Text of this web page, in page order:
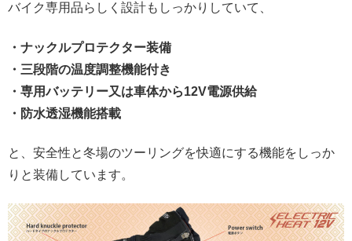
バイク専用品らしく設計もしっかりしていて、
・ナックルプロテクター装備
・三段階の温度調整機能付き
・専用バッテリー又は車体から12V電源供給
・防水透湿機能搭載
と、安全性と冬場のツーリングを快適にする機能をしっか
りと装備しています。